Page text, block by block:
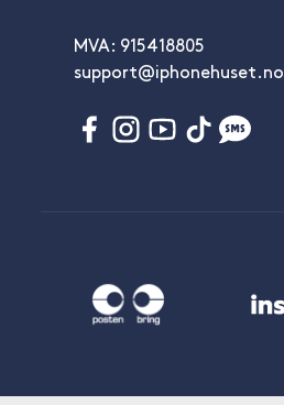
MVA: 915418805
support@iphonehuset.no